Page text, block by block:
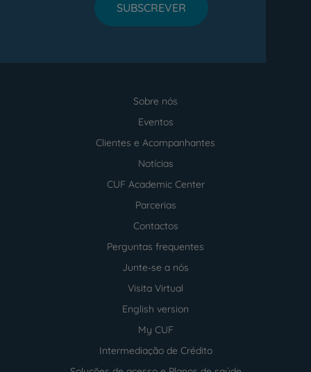
SUBSCREVER
Sobre nós
Eventos
Clientes e Acompanhantes
Notícias
CUF Academic Center
Parcerias
Contactos
Perguntas frequentes
Junte-se a nós
Visita Virtual
English version
My CUF
Intermediação de Crédito